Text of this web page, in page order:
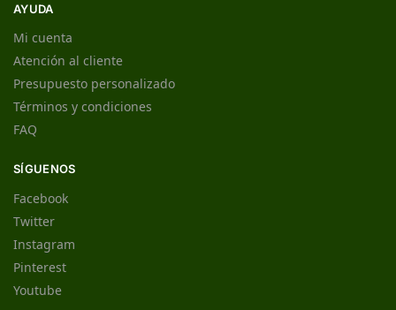
AYUDA
Mi cuenta
Atención al cliente
Presupuesto personalizado
Términos y condiciones
FAQ
SÍGUENOS
Facebook
Twitter
Instagram
Pinterest
Youtube